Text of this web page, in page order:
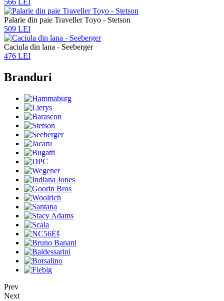
566 LEI
Palarie din paie Traveller Toyo - Stetson
509 LEI
Caciula din lana - Seeberger
476 LEI
Branduri
Prev
Next